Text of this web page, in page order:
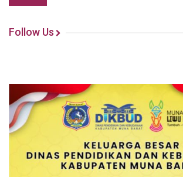
Follow Us